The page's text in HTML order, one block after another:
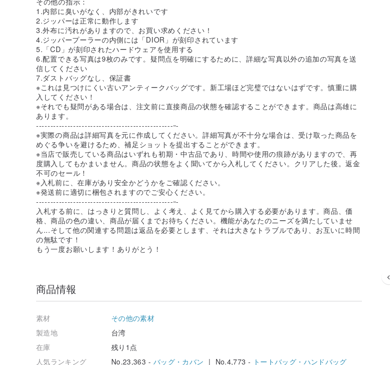
1.内部に臭いがなく、内部がきれいです
2.ジッパーは正常に動作します
3.外布に汚れがありますので、お買い求めください！
4.ジッパープーラーの内側には「DIOR」が刻印されています
5.「CD」が刻印されたハードウェアを使用する
6.配置できる写真は9枚のみです。疑問点を明確にするために、詳細な写真以外の追加の写真を送
信してください
7.ダストバッグなし、保証書
※これは見つけにくい古いアンティークバッグです。新工場ほど完璧ではないはずです。慎重に購
入してください！
※それでも疑問がある場合は、注文前に直接商品の状態を確認することができます。商品は高雄に
あります。
------------------------------------------------ -
※実際の商品は詳細写真を元に作成してください。詳細写真が不十分な場合は、受け取った商品を
めぐる争いを避けるため、補足ショットを提出することができます。
※当店で販売している商品はいずれも初期・中古品であり、時間や使用の痕跡がありますので、再
度購入してもかまいません。商品の状態をよく聞いてから入札してください。クリアした後。返金
不可のセール！
※入札前に、在庫があり安全かどうかをご確認ください。
※発送前に適切に梱包されますのでご安心ください。
------------------------------------------------ -
入札する前に、はっきりと質問し、よく考え、よく見てから購入する必要があります。商品、価
格、商品の色の違い、商品が届くまでお待ちください。機能があなたのニーズを満たしていませ
ん...そして他の関連する問題は返品を必要とします、それは大きなトラブルであり、お互いに時間
の無駄です！
もう一度お願いします！ありがとう！
商品情報
素材
その他の素材
製造地
台湾
在庫
残り1点
人気ランキング
No.23,363 - バッグ・カバン | No.4,773 - トートバッグ・ハンドバッグ